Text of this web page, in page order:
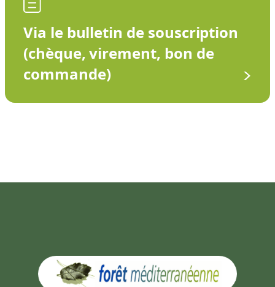
Via le bulletin de souscription
(chèque, virement, bon de
commande)